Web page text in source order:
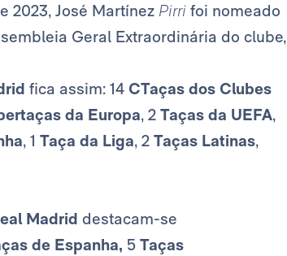
2023, José Martínez Pirri foi nomeado
Geral Extraordinária do clube,
fica assim: 14 CTaças dos Clubes
da Europa, 2 Taças da UEFA,
, 1 Taça da Liga, 2 Taças Latinas,
Madrid destacam-se
de Espanha, 5 Taças